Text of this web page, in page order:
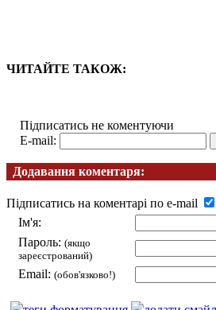
ЧИТАЙТЕ ТАКОЖ:
Підписатись не коментуючи
E-mail:
Додавання коментаря:
Підписатись на коментарі по e-mail
Ім'я:
Пароль: (якщо
зареєстрований)
Email: (обов'язково!)